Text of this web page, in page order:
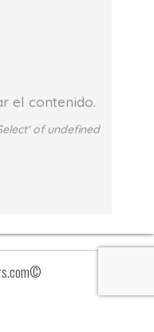
el contenido.
of undefined